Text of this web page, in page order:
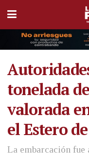
tonelada
valorada
el Estero
La embarcación fue